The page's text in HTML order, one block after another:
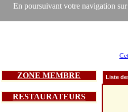
En poursuivant votre navigation
ZONE MEMBRE
RESTAURATEURS
Liste